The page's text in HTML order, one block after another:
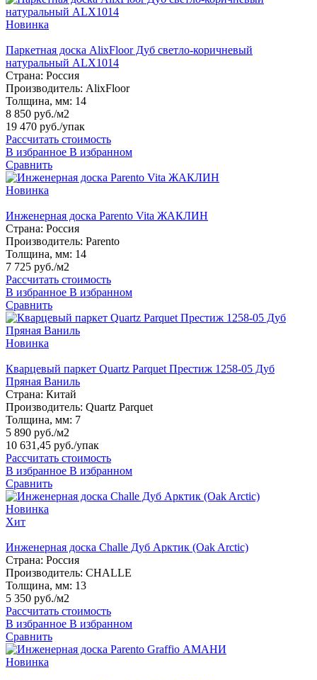
Новинка
Паркетная доска AlixFloor Дуб светло-коричневый
натуральный ALX1014
Страна: Россия
Производитель: AlixFloor
Толщина, мм: 14
8 850 руб./м2
19 470 руб./упак
Рассчитать стоимость
В избранное В избранном
Сравнить
Новинка
Инженерная доска Parento Vita ЖАКЛИН
Страна: Россия
Производитель: Parento
Толщина, мм: 14
7 725 руб./м2
Рассчитать стоимость
В избранное В избранном
Сравнить
Новинка
Кварцевый паркет Quartz Parquet Престиж 1258-05 Дуб
Пряная Ваниль
Страна: Китай
Производитель: Quartz Parquet
Толщина, мм: 7
5 890 руб./м2
10 631,45 руб./упак
Рассчитать стоимость
В избранное В избранном
Сравнить
Новинка
Хит
Инженерная доска Challe Дуб Арктик (Oak Arctic)
Страна: Россия
Производитель: CHALLE
Толщина, мм: 13
5 350 руб./м2
Рассчитать стоимость
В избранное В избранном
Сравнить
Новинка